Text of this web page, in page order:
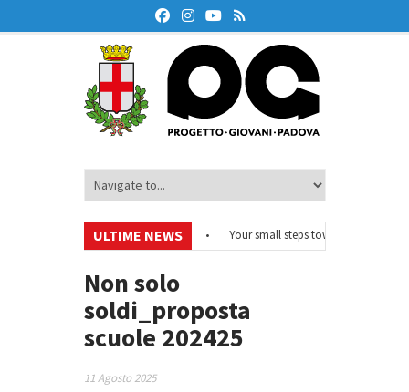
ULTIME NEWS
#EurodeskOnAir – Ciclo di webinar
Your small steps towards
educazione finanziaria
• Oxford Debate Lab – Borse di studio 2026/27
Non solo
soldi_proposta
scuole 202425
11 Agosto 2025